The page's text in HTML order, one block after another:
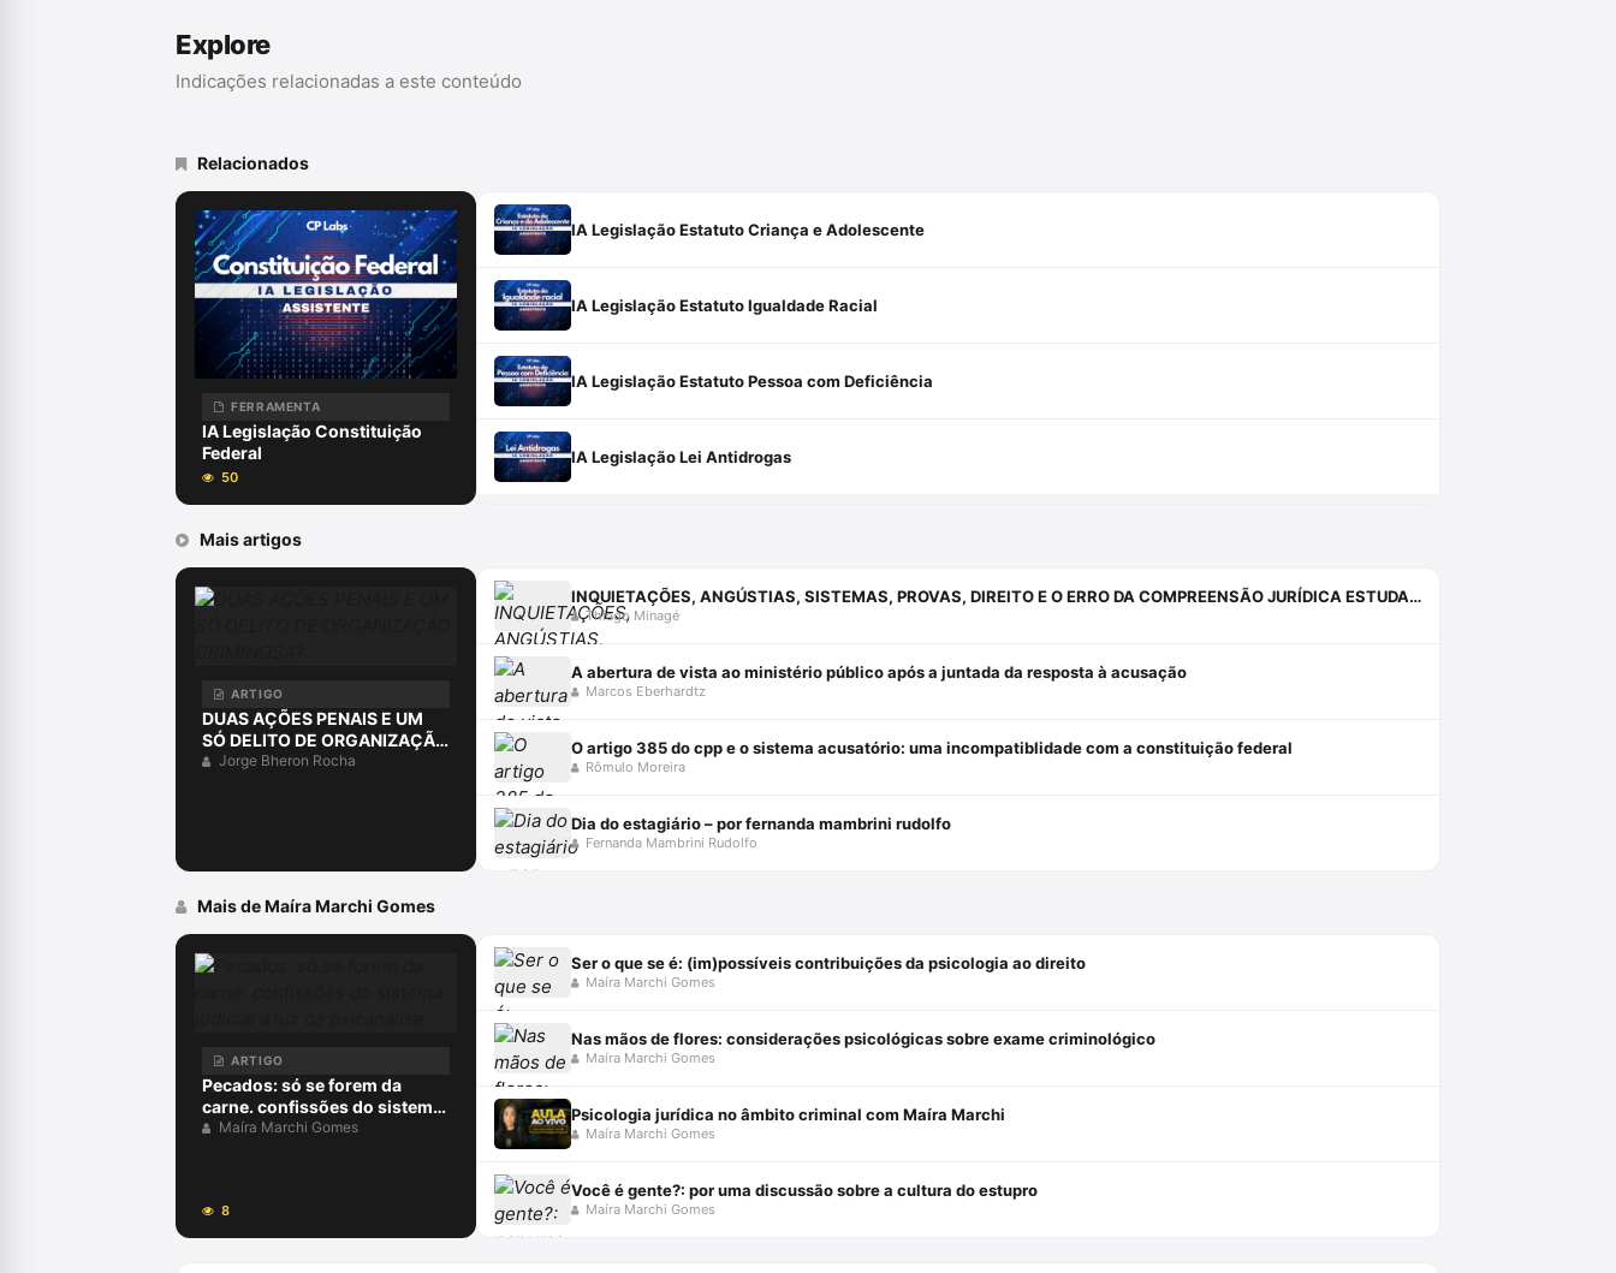
Explore
Indicações relacionadas a este conteúdo
Relacionados
FERRAMENTA
IA Legislação Constituição
Federal
50
IA Legislação Estatuto Criança e Adolescente
IA Legislação Estatuto Igualdade Racial
IA Legislação Estatuto Pessoa com Deficiência
IA Legislação Lei Antidrogas
Mais artigos
ARTIGO
DUAS AÇÕES PENAIS E UM
SÓ DELITO DE ORGANIZAÇÃO
CRIMINOSA?
Jorge Bheron Rocha
INQUIETAÇÕES, ANGÚSTIAS, SISTEMAS, PROVAS, DIREITO E O ERRO DA COMPREENSÃO JURÍDICA ESTUDANDO APENAS O DIREITO.
Thiago Minagé
A abertura de vista ao ministério público após a juntada da resposta à acusação
Marcos Eberhardtz
O artigo 385 do cpp e o sistema acusatório: uma incompatiblidade com a constituição federal
Rômulo Moreira
Dia do estagiário – por fernanda mambrini rudolfo
Fernanda Mambrini Rudolfo
Mais de Maíra Marchi Gomes
ARTIGO
Pecados: só se forem da
carne. confissões do sistema
judicial à luz da psicanálise
Maíra Marchi Gomes
8
Ser o que se é: (im)possíveis contribuições da psicologia ao direito
Maíra Marchi Gomes
Nas mãos de flores: considerações psicológicas sobre exame criminológico
Maíra Marchi Gomes
Psicologia jurídica no âmbito criminal com Maíra Marchi
Maíra Marchi Gomes
Você é gente?: por uma discussão sobre a cultura do estupro
Maíra Marchi Gomes